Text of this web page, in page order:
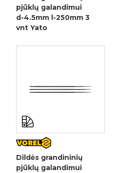
pjūklų galandimui
d-4.5mm l-250mm 3
vnt Yato
Dildės grandininių
pjūklų galandimui